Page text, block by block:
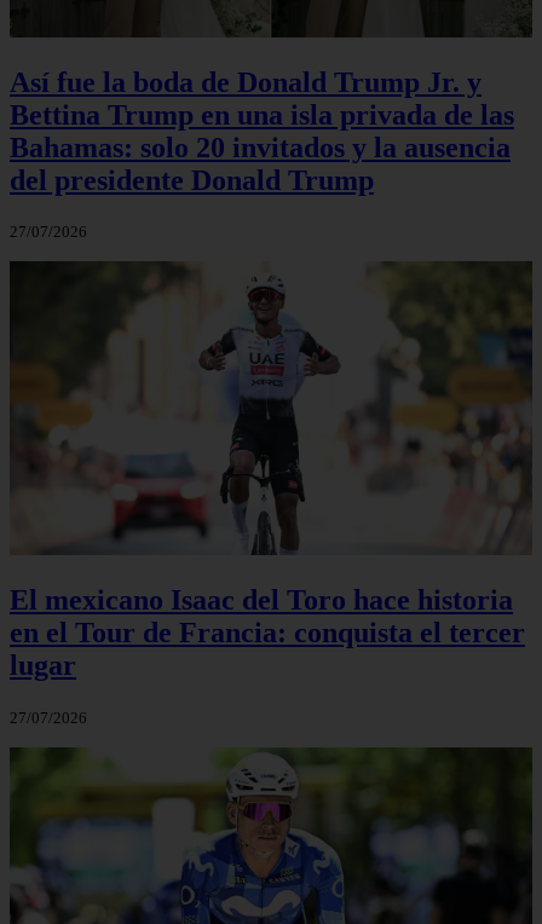
Así fue la boda de Donald Trump Jr. y
Bettina Trump en una isla privada de las
Bahamas: solo 20 invitados y la ausencia
del presidente Donald Trump
27/07/2026
El mexicano Isaac del Toro hace historia
en el Tour de Francia: conquista el tercer
lugar
27/07/2026